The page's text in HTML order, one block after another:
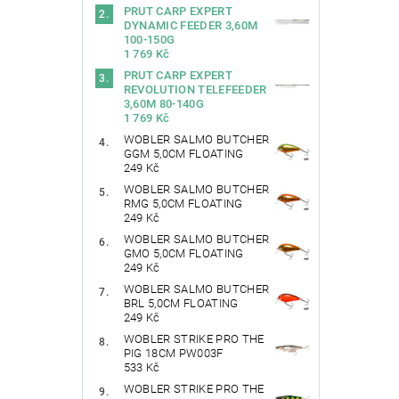
PRUT CARP EXPERT
DYNAMIC FEEDER 3,60M
100-150G
1 769 Kč
PRUT CARP EXPERT
REVOLUTION TELEFEEDER
3,60M 80-140G
1 769 Kč
WOBLER SALMO BUTCHER
GGM 5,0CM FLOATING
249 Kč
WOBLER SALMO BUTCHER
RMG 5,0CM FLOATING
249 Kč
WOBLER SALMO BUTCHER
GMO 5,0CM FLOATING
249 Kč
WOBLER SALMO BUTCHER
BRL 5,0CM FLOATING
249 Kč
WOBLER STRIKE PRO THE
PIG 18CM PW003F
533 Kč
WOBLER STRIKE PRO THE